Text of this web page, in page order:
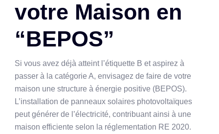
votre Maison en
“BEPOS”
Si vous avez déjà atteint l’étiquette B et aspirez à
passer à la catégorie A, envisagez de faire de votre
maison une structure à énergie positive (BEPOS).
L’installation de panneaux solaires photovoltaïques
peut générer de l’électricité, contribuant ainsi à une
maison efficiente selon la réglementation RE 2020.